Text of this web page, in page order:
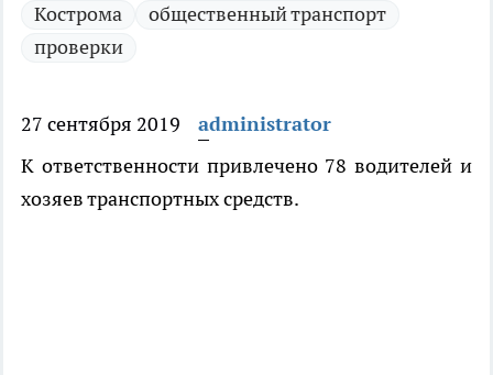
Кострома
общественный транспорт
проверки
27 сентября 2019
administrator
К ответственности привлечено 78 водителей и
хозяев транспортных средств.